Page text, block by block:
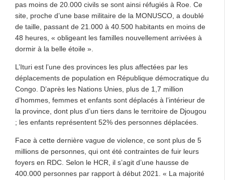
pas moins de 20.000 civils se sont ainsi réfugiés à Roe. Ce
site, proche d’une base militaire de la MONUSCO, a doublé
de taille, passant de 21.000 à 40.500 habitants en moins de
48 heures, « obligeant les familles nouvellement arrivées à
dormir à la belle étoile ».
L’Ituri est l’une des provinces les plus affectées par les
déplacements de population en République démocratique du
Congo. D’après les Nations Unies, plus de 1,7 million
d’hommes, femmes et enfants sont déplacés à l’intérieur de
la province, dont plus d’un tiers dans le territoire de Djougou
; les enfants représentent 52% des personnes déplacées.
Face à cette dernière vague de violence, ce sont plus de 5
millions de personnes, qui ont été contraintes de fuir leurs
foyers en RDC. Selon le HCR, il s’agit d’une hausse de
400.000 personnes par rapport à début 2021. « La majorité